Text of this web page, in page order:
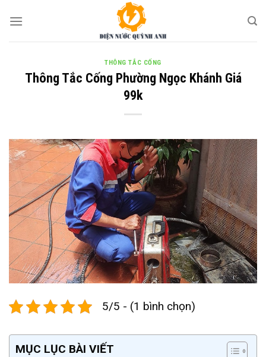
THÔNG TẮC CỐNG
Thông Tắc Cống Phường Ngọc Khánh Giá
99k
5/5 - (1 bình chọn)
MỤC LỤC BÀI VIẾT